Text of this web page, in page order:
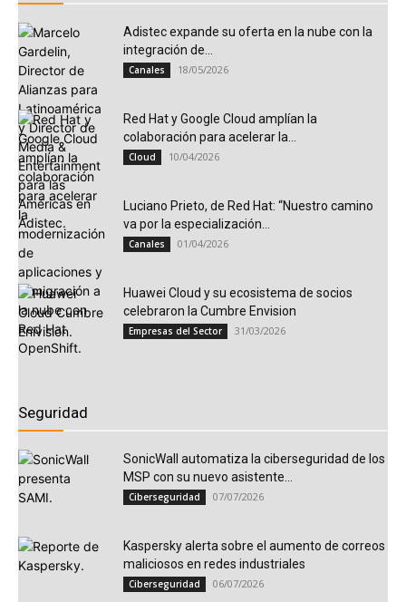
Adistec expande su oferta en la nube con la
integración de...
Canales 18/05/2026
Red Hat y Google Cloud amplían la
colaboración para acelerar la...
Cloud 10/04/2026
Luciano Prieto, de Red Hat: “Nuestro camino
va por la especialización...
Canales 01/04/2026
Huawei Cloud y su ecosistema de socios
celebraron la Cumbre Envision
Empresas del Sector 31/03/2026
Seguridad
SonicWall automatiza la ciberseguridad de los
MSP con su nuevo asistente...
Ciberseguridad 07/07/2026
Kaspersky alerta sobre el aumento de correos
maliciosos en redes industriales
Ciberseguridad 06/07/2026